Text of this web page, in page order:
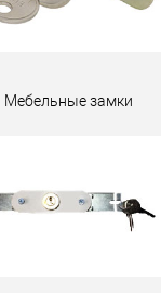
Мебельные замки